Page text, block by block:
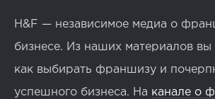
H&F — независимое медиа о
бизнесе. Из наших материалов вы
как выбирать франшизу и
успешного бизнеса. На канале о